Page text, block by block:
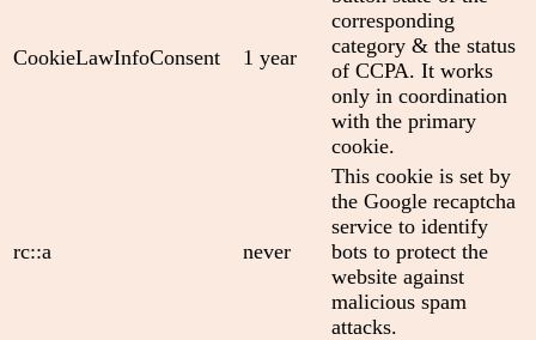
CookieLawInfoConsent 1 year
corresponding
category & the status
of CCPA. It works
only in coordination
with the primary
cookie.
rc::a never
This cookie is set by
the Google recaptcha
service to identify
bots to protect the
website against
malicious spam
attacks.